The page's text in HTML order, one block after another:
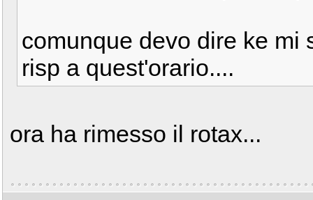
comunque devo dire ke mi
risp a quest'orario....
ora ha rimesso il rotax...